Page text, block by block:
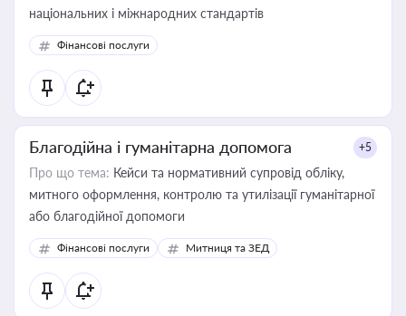
національних і міжнародних стандартів
Фінансові послуги
Благодійна і гуманітарна допомога +5
Про що тема: Кейси та нормативний супровід обліку,
митного оформлення, контролю та утилізації гуманітарної
або благодійної допомоги
Фінансові послуги Митниця та ЗЕД